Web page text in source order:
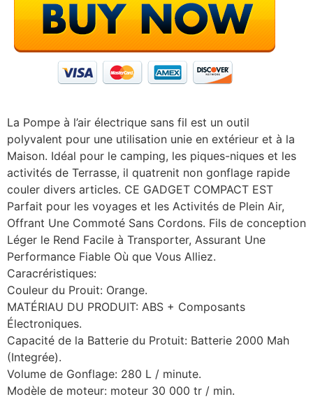
La Pompe à l’air électrique sans fil est un outil
polyvalent pour une utilisation unie en extérieur et à la
Maison. Idéal pour le camping, les piques-niques et les
activités de Terrasse, il quatrenit non gonflage rapide
couler divers articles. CE GADGET COMPACT EST
Parfait pour les voyages et les Activités de Plein Air,
Offrant Une Commoté ​​Sans Cordons. Fils de conception
Léger le Rend Facile à Transporter, Assurant Une
Performance Fiable Où que Vous Alliez.
Caracréristiques:
Couleur du Prouit: Orange.
MATÉRIAU DU PRODUIT: ABS + Composants
Électroniques.
Capacité de la Batterie du Protuit: Batterie 2000 Mah
(Integrée).
Volume de Gonflage: 280 L / minute.
Modèle de moteur: moteur 30 000 tr / min.